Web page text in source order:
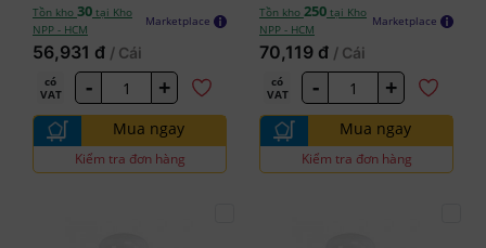
Tồn kho 30 tại Kho
NPP - HCM
Marketplace
56,931 đ / Cái
có
VAT
- +
Mua ngay
Kiểm tra đơn hàng
Tồn kho 250 tại Kho
NPP - HCM
Marketplace
70,119 đ / Cái
có
VAT
- +
Mua ngay
Kiểm tra đơn hàng